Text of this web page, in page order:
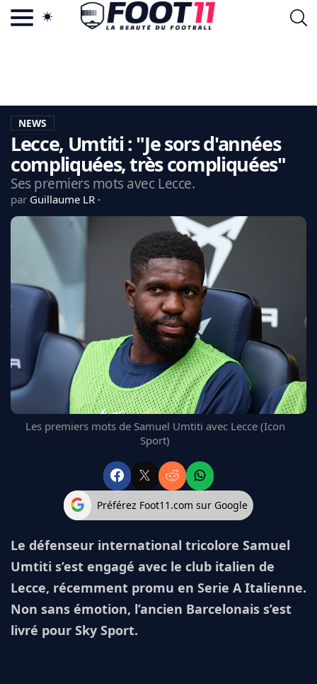
LA CHARTE
VIE PRIVÉE
CGU
CONTACTEZ-NOUS
MERCATO
CDM 2026
PSG
LIGUE 1
REAL MADRID
FC BARCELONE
MANCHESTER UNITED
CHELSEA
ARSENAL
BAYERN
L'AVIS DE LA RÉDAC'
NEWS
Lecce, Umtiti : "Je sors d'années
compliquées, très compliquées"
Ses premiers mots avec Lecce.
par Guillaume LR
Les premiers mots de Samuel Umtiti avec Lecce (Icon
Sport)
Préférez Foot11.com sur Google
Le défenseur international tricolore Samuel
Umtiti s’est engagé avec le club italien de
Lecce, récemment promu en Serie A Italienne.
Non sans émotion, l’ancien Barcelonais s’est
livré pour Sky Sport.